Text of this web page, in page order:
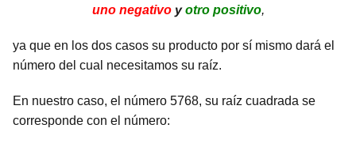
uno negativoyotro positivo,
ya que en los dos casos su producto por sí mismo dará el
número del cual necesitamos su raíz.
En nuestro caso, el número 5768, su raíz cuadrada se
corresponde con el número: